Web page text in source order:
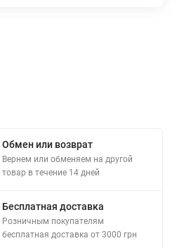
Обмен или возврат
Вернем или обменяем на другой
товар в течение 14 дней
Бесплатная доставка
Розничным покупателям
бесплатная доставка от 3000 грн